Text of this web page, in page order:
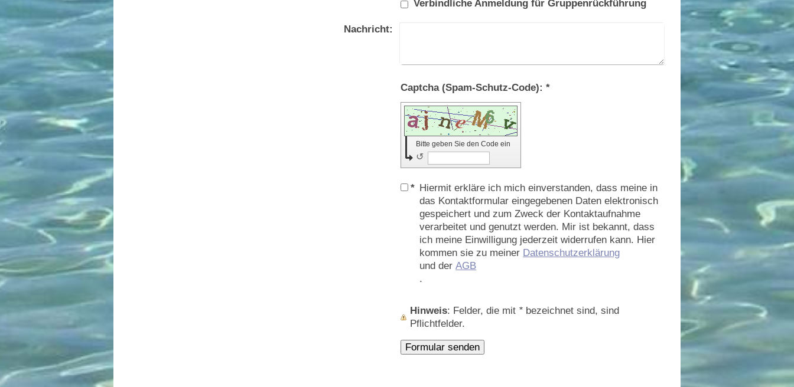
Verbindliche Anmeldung für Gruppenrückführung
Nachricht:
Captcha (Spam-Schutz-Code): *
Bitte geben Sie den Code ein
↺
* Hiermit erkläre ich mich einverstanden, dass meine in
das Kontaktformular eingegebenen Daten elektronisch
gespeichert und zum Zweck der Kontaktaufnahme
verarbeitet und genutzt werden. Mir ist bekannt, dass
ich meine Einwilligung jederzeit widerrufen kann. Hier
kommen sie zu meiner Datenschutzerklärung
und derAGB
.
Hinweis : Felder, die mit * bezeichnet sind, sind
Pflichtfelder.